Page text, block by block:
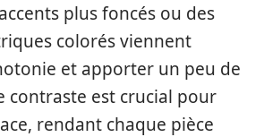
plus foncés ou des
colorés viennent
et apporter un peu de
contraste est crucial pour
rendant chaque pièce